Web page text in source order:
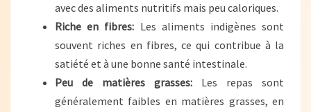
avec des aliments nutritifs mais peu caloriques.
Riche en fibres: Les aliments indigènes sont
souvent riches en fibres, ce qui contribue à la
satiété et à une bonne santé intestinale.
Peu de matières grasses: Les repas sont
généralement faibles en matières grasses, en